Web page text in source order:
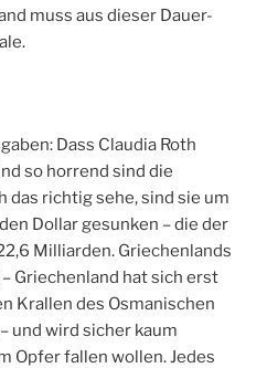
muss aus dieser Dauer-
Dass Claudia Roth
so horrend sind die
das richtig sehe, sind sie um
Dollar gesunken – die der
Milliarden. Griechenlands
Griechenland hat sich erst
Krallen des Osmanischen
und wird sicher kaum
Opfer fallen wollen. Jedes